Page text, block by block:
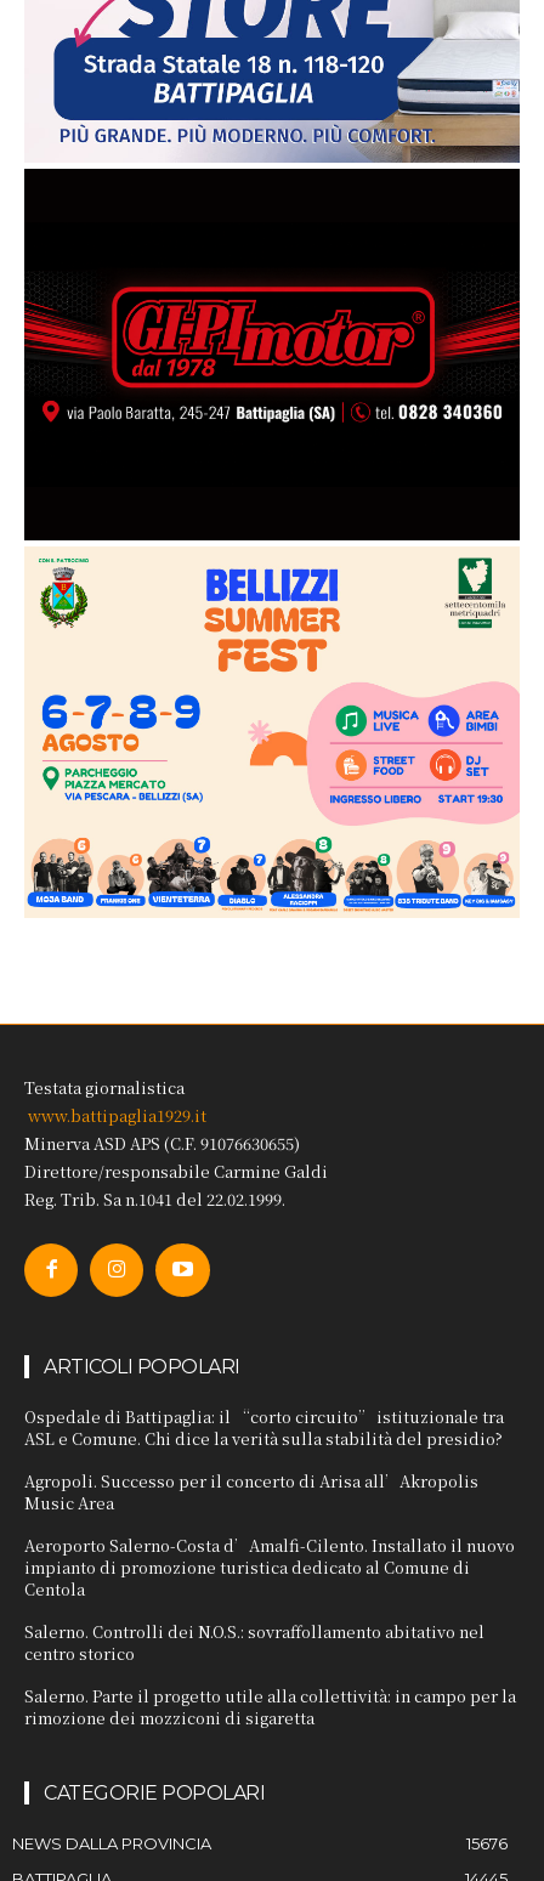
Testata giornalistica
www.battipaglia1929.it
Minerva ASD APS (C.F. 91076630655)
Direttore/responsabile Carmine Galdi
Reg. Trib. Sa n.1041 del 22.02.1999.
ARTICOLI POPOLARI
Ospedale di Battipaglia: il “corto circuito” istituzionale tra
ASL e Comune. Chi dice la verità sulla stabilità del presidio?
Agropoli. Successo per il concerto di Arisa all’Akropolis
Music Area
Aeroporto Salerno-Costa d’Amalfi-Cilento. Installato il nuovo
impianto di promozione turistica dedicato al Comune di
Centola
Salerno. Controlli dei N.O.S.: sovraffollamento abitativo nel
centro storico
Salerno. Parte il progetto utile alla collettività: in campo per la
rimozione dei mozziconi di sigaretta
CATEGORIE POPOLARI
NEWS DALLA PROVINCIA
15676